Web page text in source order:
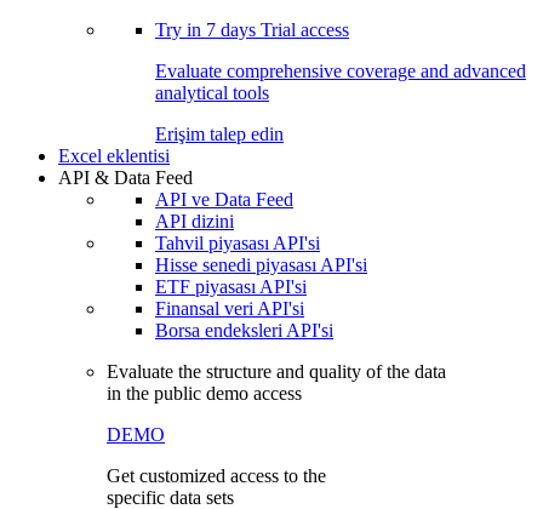
Try in 7 days Trial access
Evaluate comprehensive coverage and advanced
analytical tools
Erişim talep edin
Excel eklentisi
API & Data Feed
API ve Data Feed
API dizini
Tahvil piyasası API'si
Hisse senedi piyasası API'si
ETF piyasası API'si
Finansal veri API'si
Borsa endeksleri API'si
Evaluate the structure and quality of the data
in the public demo access
DEMO
Get customized access to the
specific data sets